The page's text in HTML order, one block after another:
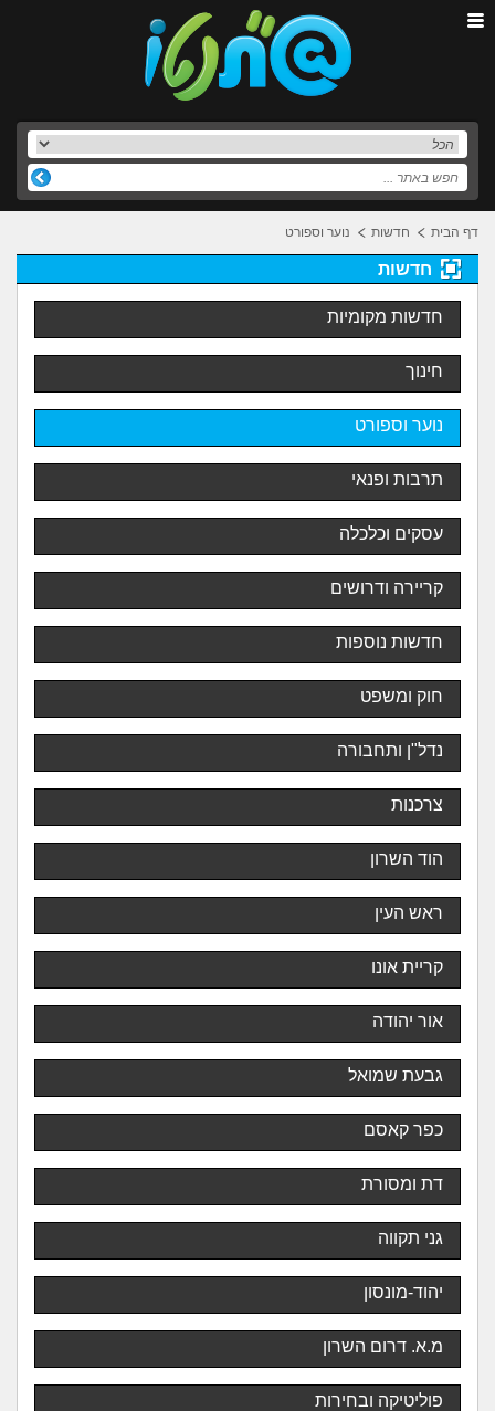
דף הבית חדשות נוער וספורט
חדשות
חדשות מקומיות
חינוך
נוער וספורט
תרבות ופנאי
עסקים וכלכלה
קריירה ודרושים
חדשות נוספות
חוק ומשפט
נדל"ן ותחבורה
צרכנות
הוד השרון
ראש העין
קריית אונו
אור יהודה
גבעת שמואל
כפר קאסם
דת ומסורת
גני תקווה
יהוד-מונסון
מ.א. דרום השרון
פוליטיקה ובחירות